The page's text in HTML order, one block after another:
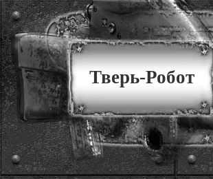
Тверь-Робот